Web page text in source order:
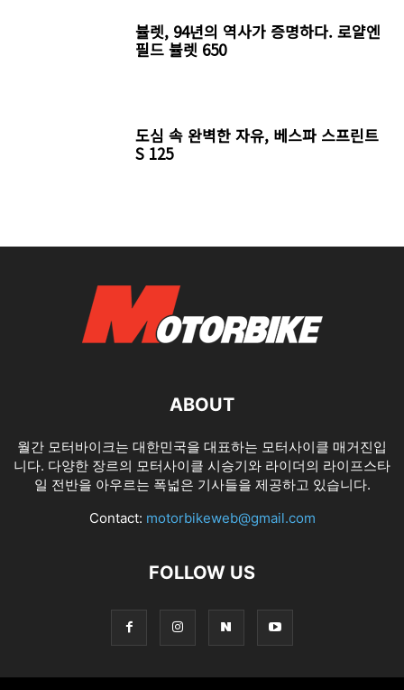
뷸렛, 94년의 역사가 증명하다. 로얄엔
필드 뷸렛 650
도심 속 완벽한 자유, 베스파 스프린트
S 125
ABOUT
월간 모터바이크는 대한민국을 대표하는 모터사이클 매거진입
니다. 다양한 장르의 모터사이클 시승기와 라이더의 라이프스타
일 전반을 아우르는 폭넓은 기사들을 제공하고 있습니다.
Contact: motorbikeweb@gmail.com
FOLLOW US